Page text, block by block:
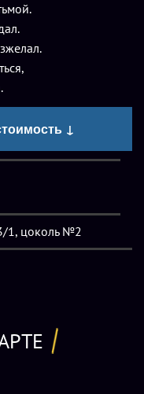
человек. За каждого
— сопровождающего
взрослых любят
созданиях.
↓
1, цоколь №2